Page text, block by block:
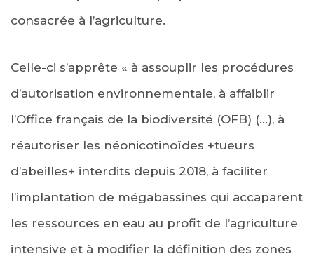
consacrée à l’agriculture.
Celle-ci s’apprête « à assouplir les procédures
d’autorisation environnementale, à affaiblir
l’Office français de la biodiversité (OFB) (…), à
réautoriser les néonicotinoïdes +tueurs
d’abeilles+ interdits depuis 2018, à faciliter
l’implantation de mégabassines qui accaparent
les ressources en eau au profit de l’agriculture
intensive et à modifier la définition des zones